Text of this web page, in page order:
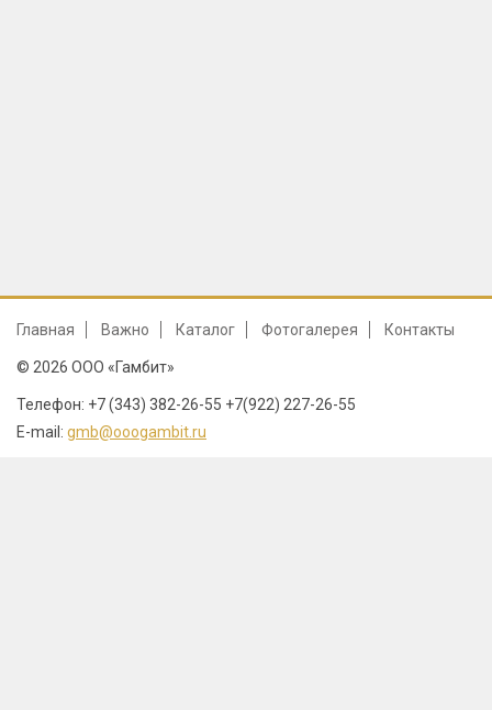
Главная Важно Каталог Фотогалерея Контакты
© 2026 ООО «Гамбит»
Телефон: +7 (343) 382-26-55 +7(922) 227-26-55
E-mail: gmb@ooogambit.ru